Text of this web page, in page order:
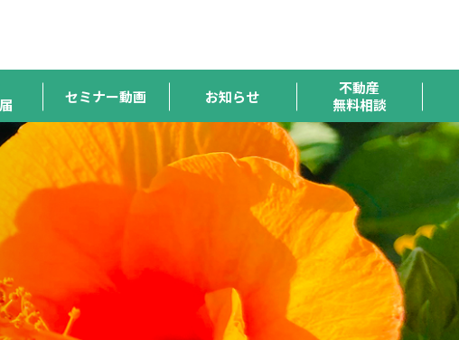
セミナー動画 お知らせ
不動産
無料相談